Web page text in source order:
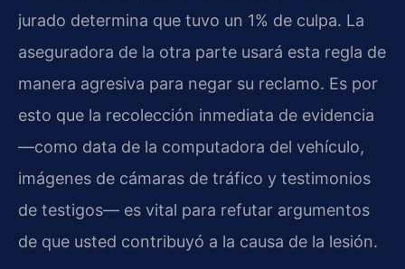
jurado determina que tuvo un 1% de culpa. La
aseguradora de la otra parte usará esta regla de
manera agresiva para negar su reclamo. Es por
esto que la recolección inmediata de evidencia
—como data de la computadora del vehículo,
imágenes de cámaras de tráfico y testimonios
de testigos— es vital para refutar argumentos
de que usted contribuyó a la causa de la lesión.